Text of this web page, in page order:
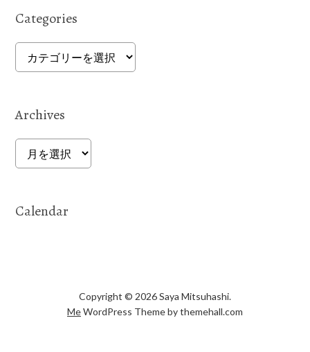
Categories
Categories
Archives
Archives
Calendar
Copyright © 2026 Saya Mitsuhashi.
MeWordPress Theme by themehall.com